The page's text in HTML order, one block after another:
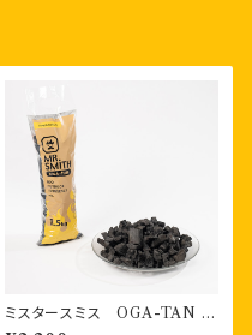
ミスタースミス OGA-TAN ス
マートシリーズ （1.5kg） 1袋